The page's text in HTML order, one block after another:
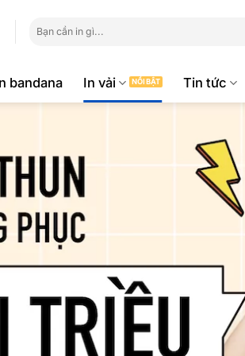
kiếm:
bandana In vải Tin tức